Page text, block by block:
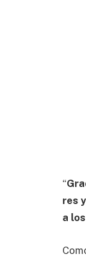
“
res
a